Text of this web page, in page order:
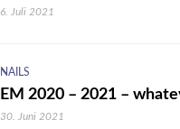
6. Juli 2021
NAILS
EM 2020 – 2021 –
30. Juni 2021